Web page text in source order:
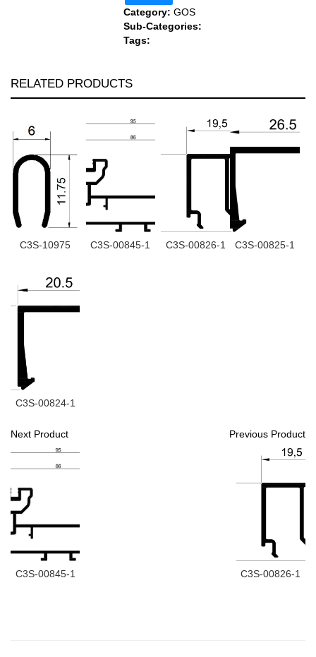
Category: GOS
Sub-Categories:
Tags:
RELATED PRODUCTS
C3S-10975 C3S-00845-1 C3S-00826-1 C3S-00825-1
C3S-00824-1
Next Product
C3S-00845-1
Previous Product
C3S-00826-1